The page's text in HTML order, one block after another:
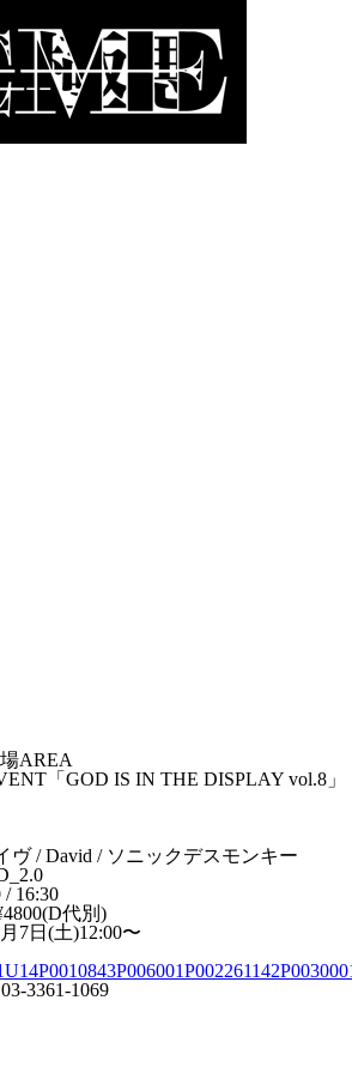
AREA
「GOD IS IN THE DISPLAY vol.8」
ヴ / David / ソニックデスモンキー
/ 16:30
代別)
7日(土)12:00〜
3361-1069